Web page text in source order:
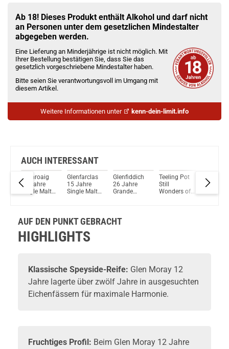
Check das mal!
Solrosa Aperitivo Aranica Rossa 15% Vol. 700ml
Du willst Kröten sparen?
Schau mal hier!
Ijoy Luna 1,4ml 350mAh Pod System Kit Ocean Blue
Ab 18! Dieses Produkt enthält Alkohol und darf nicht
an Personen unter dem gesetzlichen Mindestalter
abgegeben werden.
Eine Lieferung an Minderjährige ist nicht möglich. Mit
Ihrer Bestellung bestätigen Sie, dass Sie das
gesetzlich vorgeschriebene Mindestalter haben.
Bitte seien Sie verantwortungsvoll im Umgang mit
diesem Artikel.
Weitere Informationen unter kenn-dein-limit.info
AUCH INTERESSANT
Laphroaig
15 Jahre
Single Malt
Glenfarclas
15 Jahre
Single Malt
Glenfiddich
26 Jahre
Grande
Whisky
Teeling Pot
Still
Wonders of
Tlath
AUF DEN PUNKT GEBRACHT
HIGHLIGHTS
Klassische Speyside-Reife: Glen Moray 12
Jahre lagerte über zwölf Jahre in ausgesuchten
Eichenfässern für maximale Harmonie.
Fruchtiges Profil: Beim Glen Moray 12 Jahre